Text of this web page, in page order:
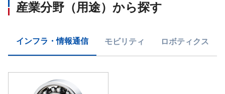
産業分野（用途）から探す
インフラ・情報通信 モビリティ ロボティクス